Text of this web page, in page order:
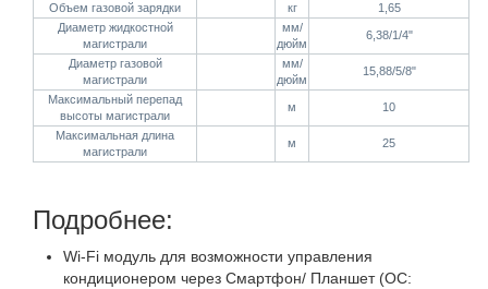
Объем газовой зарядки
кг
1,65
Диаметр жидкостной
магистрали
мм/
дюйм
6,38/1/4"
Диаметр газовой
магистрали
мм/
дюйм
15,88/5/8"
Максимальный перепад
высоты магистрали
м 10
Максимальная длина
магистрали
м 25
Подробнее:
Wi-Fi модуль для возможности управления
кондиционером через Смартфон/ Планшет (ОС: